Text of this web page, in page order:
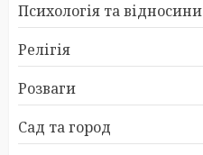
Психологія та відносини
Релігія
Розваги
Сад та город